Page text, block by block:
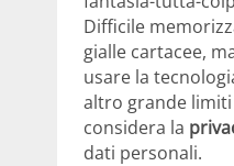
Difficile
gialle cartacee,
usare la
altro grande limiti
considera la
dati personali.